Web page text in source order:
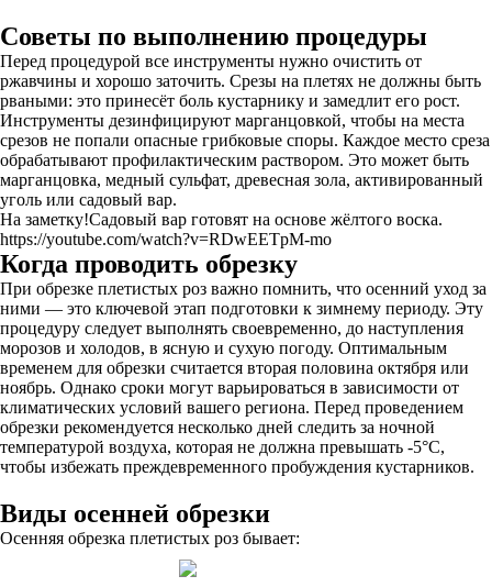
Советы по выполнению процедуры
Перед процедурой все инструменты нужно очистить от
ржавчины и хорошо заточить. Срезы на плетях не должны быть
рваными: это принесёт боль кустарнику и замедлит его рост.
Инструменты дезинфицируют марганцовкой, чтобы на места
срезов не попали опасные грибковые споры. Каждое место среза
обрабатывают профилактическим раствором. Это может быть
марганцовка, медный сульфат, древесная зола, активированный
уголь или садовый вар.
На заметку!Садовый вар готовят на основе жёлтого воска.
https://youtube.com/watch?v=RDwEETpM-mo
Когда проводить обрезку
При обрезке плетистых роз важно помнить, что осенний уход за
ними — это ключевой этап подготовки к зимнему периоду. Эту
процедуру следует выполнять своевременно, до наступления
морозов и холодов, в ясную и сухую погоду. Оптимальным
временем для обрезки считается вторая половина октября или
ноябрь. Однако сроки могут варьироваться в зависимости от
климатических условий вашего региона. Перед проведением
обрезки рекомендуется несколько дней следить за ночной
температурой воздуха, которая не должна превышать -5°C,
чтобы избежать преждевременного пробуждения кустарников.
Виды осенней обрезки
Осенняя обрезка плетистых роз бывает: